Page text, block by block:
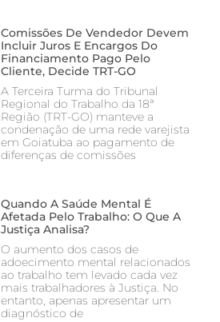
Comissões De Vendedor Devem
Incluir Juros E Encargos Do
Financiamento Pago Pelo
Cliente, Decide TRT-GO
A Terceira Turma do Tribunal
Regional do Trabalho da 18ª
Região (TRT-GO) manteve a
condenação de uma rede varejista
em Goiatuba ao pagamento de
diferenças de comissões
Quando A Saúde Mental É
Afetada Pelo Trabalho: O Que A
Justiça Analisa?
O aumento dos casos de
adoecimento mental relacionados
ao trabalho tem levado cada vez
mais trabalhadores à Justiça. No
entanto, apenas apresentar um
diagnóstico de